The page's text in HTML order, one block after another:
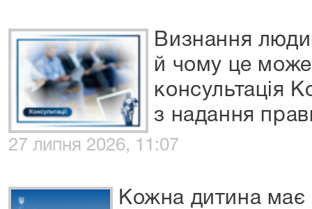
Визнання
й чому це може
консультація
з надання
27 липня 2026, 11:07
Кожна дитина має